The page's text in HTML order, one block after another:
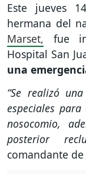
Este jueves
hermana del
Marset, fue
Hospital San
una
“Se realizó
especiales
nosocomio,
posterior
comandante